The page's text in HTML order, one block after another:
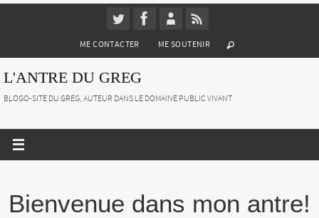
ME CONTACTER ME SOUTENIR
L'ANTRE DU GREG
BLOGO-SITE DU GREG, AUTEUR DANS LE DOMAINE PUBLIC VIVANT
Bienvenue dans mon antre!